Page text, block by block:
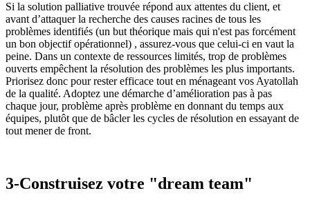
Si la solution palliative trouvée répond aux attentes du client, et
avant d’attaquer la recherche des causes racines de tous les
problèmes identifiés (un but théorique mais qui n'est pas forcément
un bon objectif opérationnel) , assurez-vous que celui-ci en vaut la
peine. Dans un contexte de ressources limités, trop de problèmes
ouverts empêchent la résolution des problèmes les plus importants.
Priorisez donc pour rester efficace tout en ménageant vos Ayatollah
de la qualité. Adoptez une démarche d’amélioration pas à pas
chaque jour, problème après problème en donnant du temps aux
équipes, plutôt que de bâcler les cycles de résolution en essayant de
tout mener de front.
3-Construisez votre "dream team"